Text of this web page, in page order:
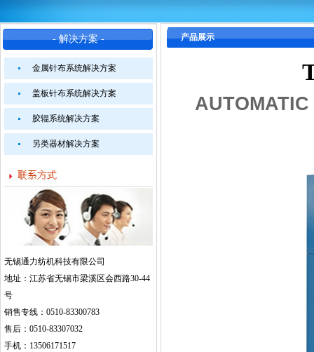
- 解决方案 -
金属针布系统解决方案
盖板针布系统解决方案
胶辊系统解决方案
另类器材解决方案
无锡通力纺机科技有限公司
地址：江苏省无锡市梁溪区会西路30-44
号
销售专线：0510-83300783
售后：0510-83307032
手机：13506171517
产品展示